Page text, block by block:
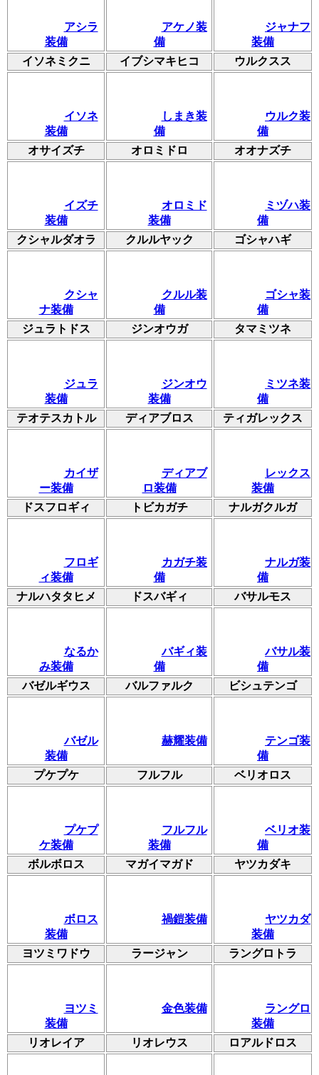
アシラ
装備
アケノ装
備
ジャナフ
装備
イソネミクニ
イブシマキヒコ ウルクスス
イソネ
装備
しまき装
備
ウルク装
備
オサイズチ
オロミドロ オオナズチ
イズチ
装備
オロミド
装備
ミヅハ装
備
クシャルダオラ
クルルヤック ゴシャハギ
クシャ
ナ装備
クルル装
備
ゴシャ装
備
ジュラトドス
ジンオウガ タマミツネ
ジュラ
装備
ジンオウ
装備
ミツネ装
備
テオテスカトル
ディアブロス ティガレックス
カイザ
ー装備
ディアブ
ロ装備
レックス
装備
ドスフロギィ
トビカガチ ナルガクルガ
フロギ
ィ装備
カガチ装
備
ナルガ装
備
ナルハタタヒメ
ドスバギィ バサルモス
なるか
み装備
バギィ装
備
バサル装
備
バゼルギウス
バルファルク ビシュテンゴ
バゼル
装備
赫耀装備
テンゴ装
備
プケプケ
フルフル ベリオロス
プケプ
ケ装備
フルフル
装備
ベリオ装
備
ボルボロス
マガイマガド ヤツカダキ
ボロス
装備
禍鎧装備
ヤツカダ
装備
ヨツミワドウ
ラージャン ラングロトラ
ヨツミ
装備
金色装備
ラングロ
装備
リオレイア
リオレウス ロアルドロス